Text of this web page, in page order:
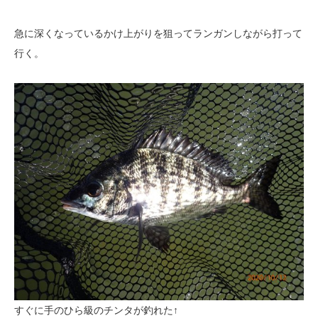
急に深くなっているかけ上がりを狙ってランガンしながら打って
行く。
すぐに手のひら級のチンタが釣れた↑